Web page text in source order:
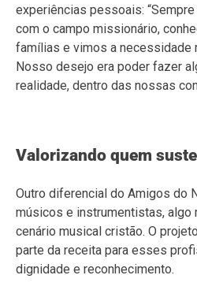
experiências pessoais:
com o campo missionário,
famílias e vimos a necessidade
Nosso desejo era poder fazer
realidade, dentro das nossas
Valorizando quem
Outro diferencial do Amigos do
músicos e instrumentistas, algo
cenário musical cristão. O
parte da receita para esses
dignidade e reconhecimento.